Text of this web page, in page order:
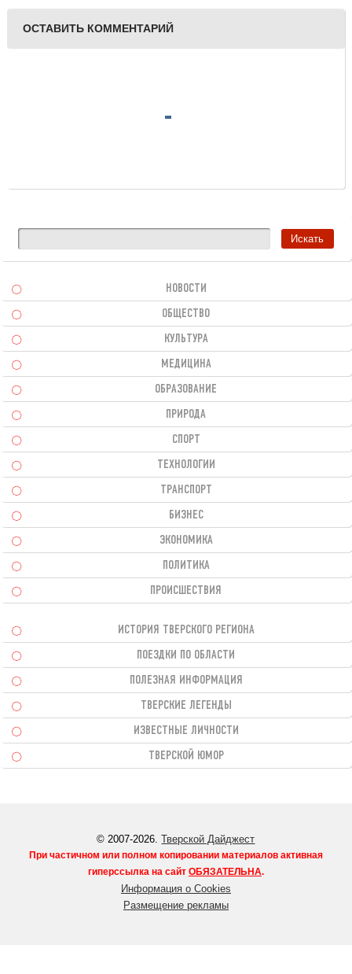
ОСТАВИТЬ КОММЕНТАРИЙ
НОВОСТИ
ОБЩЕСТВО
КУЛЬТУРА
МЕДИЦИНА
ОБРАЗОВАНИЕ
ПРИРОДА
СПОРТ
ТЕХНОЛОГИИ
ТРАНСПОРТ
БИЗНЕС
ЭКОНОМИКА
ПОЛИТИКА
ПРОИСШЕСТВИЯ
ИСТОРИЯ ТВЕРСКОГО РЕГИОНА
ПОЕЗДКИ ПО ОБЛАСТИ
ПОЛЕЗНАЯ ИНФОРМАЦИЯ
ТВЕРСКИЕ ЛЕГЕНДЫ
ИЗВЕСТНЫЕ ЛИЧНОСТИ
ТВЕРСКОЙ ЮМОР
© 2007-2026.Тверской Дайджест
При частичном или полном копировании материалов активная
гиперссылка на сайт ОБЯЗАТЕЛЬНА.
Информация о Cookies
Размещение рекламы